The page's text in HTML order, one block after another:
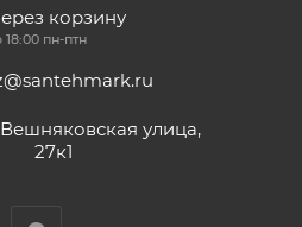
корзину
пн-птн
улица,
27к1